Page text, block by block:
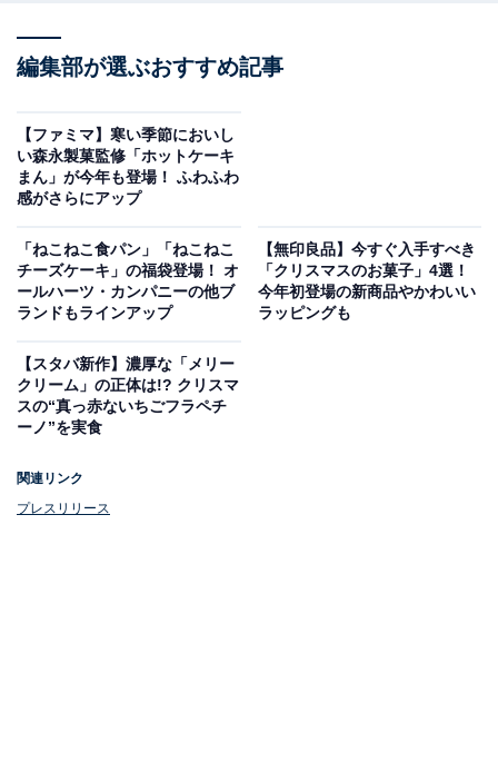
11月26日～12月2日の第2弾対象商品一覧
今回の交換対象は、ポケットタイプのお菓子やお茶、ド
リンク類など。11月26日発売の新商品が対象になってい
るものも多いので、新商品をお得に試せるチャンスで
新商品以外ではアクエリアスに注目！ 500mlのペットボ
編集部が選ぶおすすめ記事
【ファミマ】寒い季節においし
い森永製菓監修「ホットケーキ
まん」が今年も登場！ ふわふわ
感がさらにアップ
「ねこねこ食パン」「ねこねこ
チーズケーキ」の福袋登場！ オ
ールハーツ・カンパニーの他ブ
ランドもラインアップ
【無印良品】今すぐ入手すべき
「クリスマスのお菓子」4選！
今年初登場の新商品やかわいい
ラッピングも
【スタバ新作】濃厚な「メリー
クリーム」の正体は!? クリスマ
スの“真っ赤ないちごフラペチ
ーノ”を実食
関連リンク
プレスリリース